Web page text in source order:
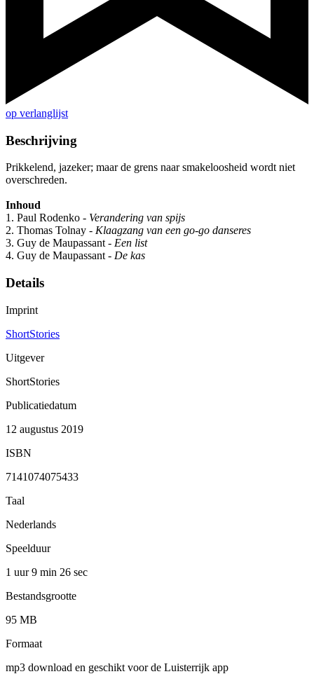
op verlanglijst
Beschrijving
Prikkelend, jazeker; maar de grens naar smakeloosheid wordt niet
overschreden.
Inhoud
1. Paul Rodenko - Verandering van spijs
2. Thomas Tolnay - Klaagzang van een go-go danseres
3. Guy de Maupassant - Een list
4. Guy de Maupassant - De kas
Details
Imprint
ShortStories
Uitgever
ShortStories
Publicatiedatum
12 augustus 2019
ISBN
7141074075433
Taal
Nederlands
Speelduur
1 uur 9 min 26 sec
Bestandsgrootte
95 MB
Formaat
mp3 download en geschikt voor de Luisterrijk app